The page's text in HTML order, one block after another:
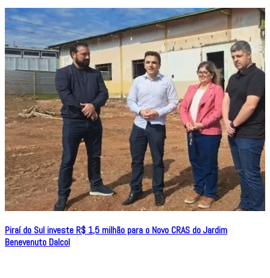
Piraí do Sul investe R$ 1,5 milhão para o Novo CRAS do Jardim
Benevenuto Dalcol